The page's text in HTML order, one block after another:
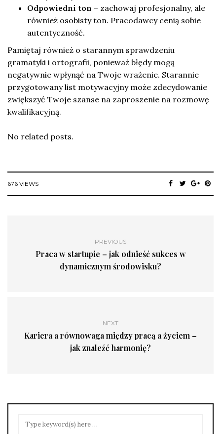
Odpowiedni ton – zachowaj profesjonalny, ale
również osobisty ton. Pracodawcy cenią sobie
autentyczność.
Pamiętaj również o starannym sprawdzeniu
gramatyki i ortografii, ponieważ błędy mogą
negatywnie wpłynąć na Twoje wrażenie. Starannie
przygotowany list motywacyjny może zdecydowanie
zwiększyć Twoje szanse na zaproszenie na rozmowę
kwalifikacyjną.
No related posts.
676 VIEWS
PREVIOUS
Praca w startupie – jak odnieść sukces w
dynamicznym środowisku?
NEXT
Kariera a równowaga między pracą a życiem –
jak znaleźć harmonię?